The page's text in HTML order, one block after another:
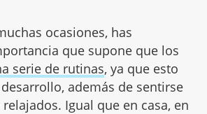
ocasiones, has
que supone que los
serie de rutinas, ya que esto
además de sentirse
Igual que en casa, en